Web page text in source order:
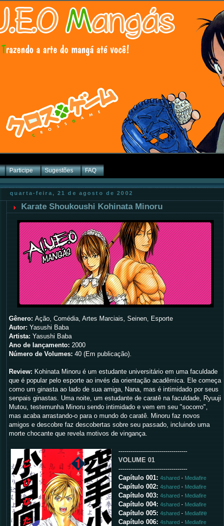
Participe Sugestões FAQ
quarta-feira, 21 de agosto de 2002
Karate Shoukoushi Kohinata Minoru
Gênero: Ação, Comédia, Artes Marciais, Seinen, Esporte
Autor: Yasushi Baba
Artista: Yasushi Baba
Ano de lançamento: 2000
Número de Volumes: 40 (Em publicação).
Review: Kohinata Minoru é um estudante universitário em uma faculdade
que é popular pelo esporte ao invés da orientação acadêmica Ele começa
como um ginasta ao lado de sua amiga, Nana , mas é intimidado por seus
senpais ginastas. Uma noite , um estudante de caratê na faculdade
Ryuuji
Mutou , testemunha Minoru sendo intimidado e vem em seu "socorro",
mas acaba arrastando-o para o mundo do caratê. Minoru faz novos
amigos e descobre faz descobertas sobre seu passado , incluindo uma
morte chocante que revela motivos de vingança.
-----------------------------------
VOLUME 01
-----------------------------------
Capítulo 001: 4shared - Mediafire
Capítulo 002: 4shared - Mediafire
Capítulo 003: 4shared - Mediafire
Capítulo 004: 4shared - Mediafire
Capítulo 005: 4shared - Mediafire
Capítulo 006: 4shared - Mediafire